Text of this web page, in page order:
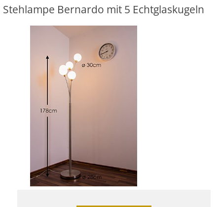
Stehlampe Bernardo mit 5 Echtglaskugeln